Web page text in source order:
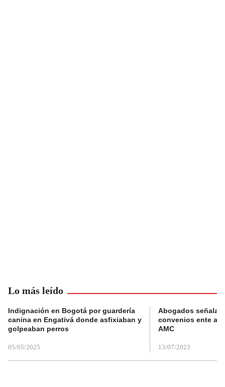
Lo más leído
Indignación en Bogotá por guardería
canina en Engativá donde asfixiaban y
golpeaban perros
05/05/2025
Abogados
convenios ente
AMC
13/07/2023